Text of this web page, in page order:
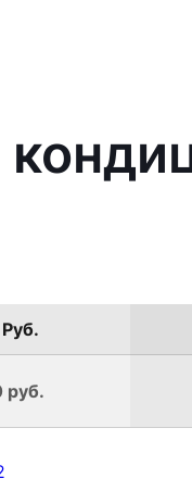
руб.